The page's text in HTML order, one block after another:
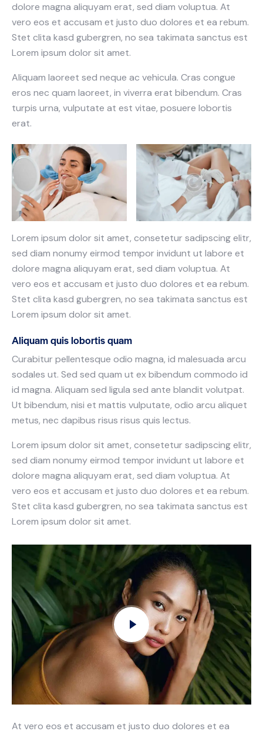
dolore magna aliquyam erat, sed diam voluptua. At
vero eos et accusam et justo duo dolores et ea rebum.
Stet clita kasd gubergren, no sea takimata sanctus est
Lorem ipsum dolor sit amet.
Aliquam laoreet sed neque ac vehicula. Cras congue
eros nec quam laoreet, in viverra erat bibendum. Cras
turpis urna, vulputate at est vitae, posuere lobortis
erat.
Lorem ipsum dolor sit amet, consetetur sadipscing elitr,
sed diam nonumy eirmod tempor invidunt ut labore et
dolore magna aliquyam erat, sed diam voluptua. At
vero eos et accusam et justo duo dolores et ea rebum.
Stet clita kasd gubergren, no sea takimata sanctus est
Lorem ipsum dolor sit amet.
Aliquam quis lobortis quam
Curabitur pellentesque odio magna, id malesuada arcu
sodales ut. Sed sed quam ut ex bibendum commodo id
id magna. Aliquam sed ligula sed ante blandit volutpat.
Ut bibendum, nisi et mattis vulputate, odio arcu aliquet
metus, nec dapibus risus risus quis lectus.
Lorem ipsum dolor sit amet, consetetur sadipscing elitr,
sed diam nonumy eirmod tempor invidunt ut labore et
dolore magna aliquyam erat, sed diam voluptua. At
vero eos et accusam et justo duo dolores et ea rebum.
Stet clita kasd gubergren, no sea takimata sanctus est
Lorem ipsum dolor sit amet.
At vero eos et accusam et justo duo dolores et ea